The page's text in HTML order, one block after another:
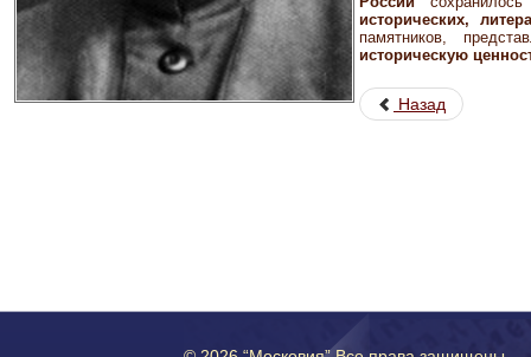
исторических,
памятников,
историческую
Назад